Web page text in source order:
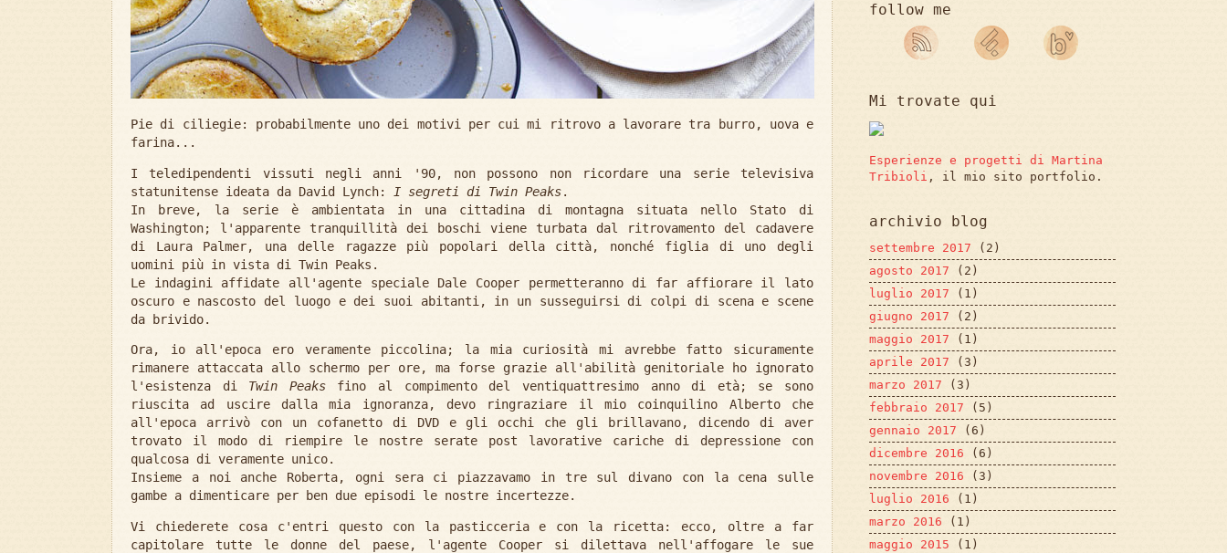
Pie di ciliegie: probabilmente uno dei motivi per cui mi ritrovo a lavorare tra burro, uova e
farina...
I teledipendenti vissuti negli anni '90, non possono non ricordare una serie televisiva
statunitense ideata da David Lynch:
I segreti di Twin Peaks.
In breve, la serie è ambientata in una cittadina di montagna situata nello Stato di
Washington; l'apparente tranquillità dei boschi viene turbata dal ritrovamento del cadavere
di Laura Palmer, una delle ragazze più popolari della città, nonché figlia di uno degli
uomini più in vista di Twin Peaks.
Le indagini affidate all'agente speciale Dale Cooper permetteranno di far affiorare il lato
oscuro e nascosto del luogo e dei suoi abitanti, in un susseguirsi di colpi di scena e scene
da brivido.
Ora, io all'epoca ero veramente piccolina; la mia curiosità mi avrebbe fatto sicuramente
rimanere attaccata allo schermo per ore, ma forse grazie all'abilità genitoriale ho ignorato
l'esistenza di Twin Peaksfino al compimento del ventiquattresimo anno di età; se sono
riuscita ad uscire dalla mia ignoranza, devo ringraziare il mio coinquilino Alberto che
all'epoca arrivò con un cofanetto di DVD e gli occhi che gli brillavano, dicendo di aver
trovato il modo di riempire le nostre serate post lavorative cariche di depressione con
qualcosa di veramente unico.
Insieme a noi anche Roberta, ogni sera ci piazzavamo in tre sul divano con la cena sulle
gambe a dimenticare per ben due episodi le nostre incertezze.
Vi chiederete cosa c'entri questo con la pasticceria e con la ricetta: ecco, oltre a far
capitolare tutte le donne del paese, l'agente Cooper si dilettava nell'affogare le sue
follow me
Mi trovate qui
Esperienze e progetti di Martina
Tribioli , il mio sito portfolio.
archivio blog
settembre 2017 (2)
agosto 2017 (2)
luglio 2017 (1)
giugno 2017 (2)
maggio 2017 (1)
aprile 2017 (3)
marzo 2017 (3)
febbraio 2017 (5)
gennaio 2017 (6)
dicembre 2016 (6)
novembre 2016 (3)
luglio 2016 (1)
marzo 2016 (1)
maggio 2015 (1)